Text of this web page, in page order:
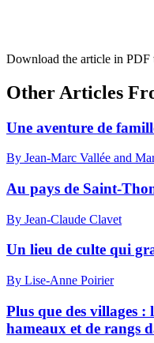
Download the article in PDF
Other Articles
Une aventure de
By Jean-Marc Vallée and
Au pays de Saint-
By Jean-Claude Clavet
Un lieu de culte qui
By Lise-Anne Poirier
Plus que des villages
hameaux et de rangs